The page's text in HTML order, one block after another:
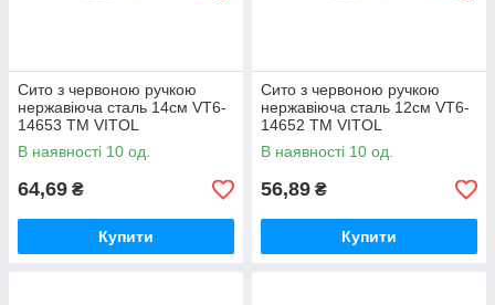
Сито з червоною ручкою
нержавіюча сталь 14см VT6-
14653 ТМ VITOL
В наявності 10 од.
64,69 ₴
Купити
Сито з червоною ручкою
нержавіюча сталь 12см VT6-
14652 ТМ VITOL
В наявності 10 од.
56,89 ₴
Купити